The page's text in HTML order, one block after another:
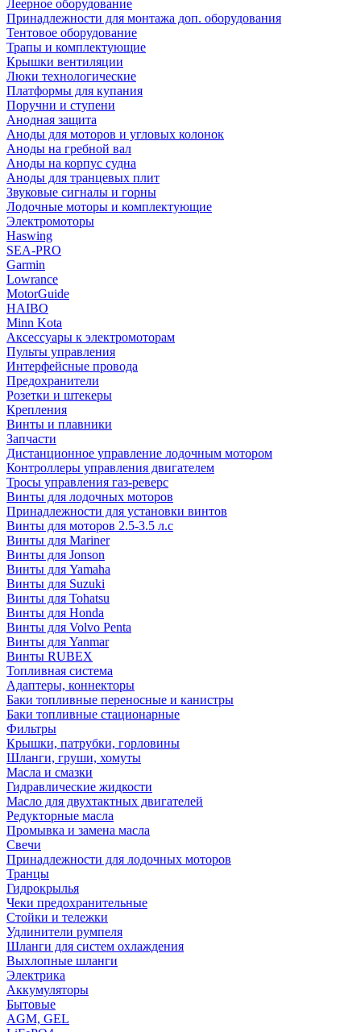
Леерное оборудование
Принадлежности для монтажа доп. оборудования
Тентовое оборудование
Трапы и комплектующие
Крышки вентиляции
Люки технологические
Платформы для купания
Поручни и ступени
Анодная защита
Аноды для моторов и угловых колонок
Аноды на гребной вал
Аноды на корпус судна
Аноды для транцевых плит
Звуковые сигналы и горны
Лодочные моторы и комплектующие
Электромоторы
Haswing
SEA-PRO
Garmin
Lowrance
MotorGuide
HAIBO
Minn Kota
Аксессуары к электромоторам
Пульты управления
Интерфейсные провода
Предохранители
Розетки и штекеры
Крепления
Винты и плавники
Запчасти
Дистанционное управление лодочным мотором
Контроллеры управления двигателем
Тросы управления газ-реверс
Винты для лодочных моторов
Принадлежности для установки винтов
Винты для моторов 2.5-3.5 л.с
Винты для Mariner
Винты для Jonson
Винты для Yamaha
Винты для Suzuki
Винты для Tohatsu
Винты для Honda
Винты для Volvo Penta
Винты для Yanmar
Винты RUBEX
Топливная система
Адаптеры, коннекторы
Баки топливные переносные и канистры
Баки топливные стационарные
Фильтры
Крышки, патрубки, горловины
Шланги, груши, хомуты
Масла и смазки
Гидравлические жидкости
Масло для двухтактных двигателей
Редукторные масла
Промывка и замена масла
Свечи
Принадлежности для лодочных моторов
Транцы
Гидрокрылья
Чеки предохранительные
Стойки и тележки
Удлинители румпеля
Шланги для систем охлаждения
Выхлопные шланги
Электрика
Аккумуляторы
Бытовые
AGM, GEL